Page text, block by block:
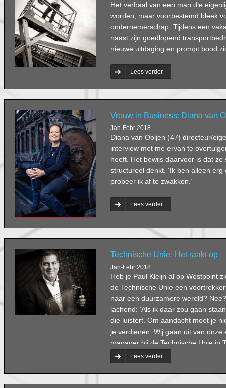
Het verhaal van een man die
worden, maar voorbestemd bleek
ondernemerschap. Tijdens een
naast zijn goedlopend
nieuwe uitdaging en prompt bood
Lees verder
Vrouw in Business: Diana van
Jan-Febr 2018
Diana van Ooijen (47) directeur/
interview met me ervan te
heeft. Het bewijs daarvoor is dat
structureel denkt. ‘Ik ben alleen
probeer ik af te zwakken.’
Lees verder
Technische Unie: Het raakt op
Jan-Febr 2018
Heb je Paul Kleijn al op Westpoint
de Technische Unie een
naar een duurzamere wereld?
lachend: ‘Als ik daar zou gaan
die luistert. Om aandacht moet je
je verdienen. Wij gaan uit van onze
manager bij de Technische Unie in
van verduurzaming. En handelt
Lees verder